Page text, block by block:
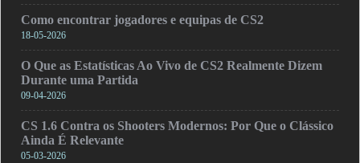
Como encontrar jogadores e equipas de CS2
18-05-2026
O Que as Estatísticas Ao Vivo de CS2 Realmente Dizem
Durante uma Partida
09-04-2026
CS 1.6 Contra os Shooters Modernos: Por Que o Clássico
Ainda É Relevante
05-03-2026